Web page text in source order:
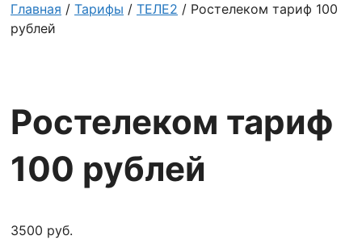
Главная / Тарифы / ТЕЛЕ2 / Ростелеком тариф 100
рублей
Ростелеком тариф
100 рублей
3500 руб.